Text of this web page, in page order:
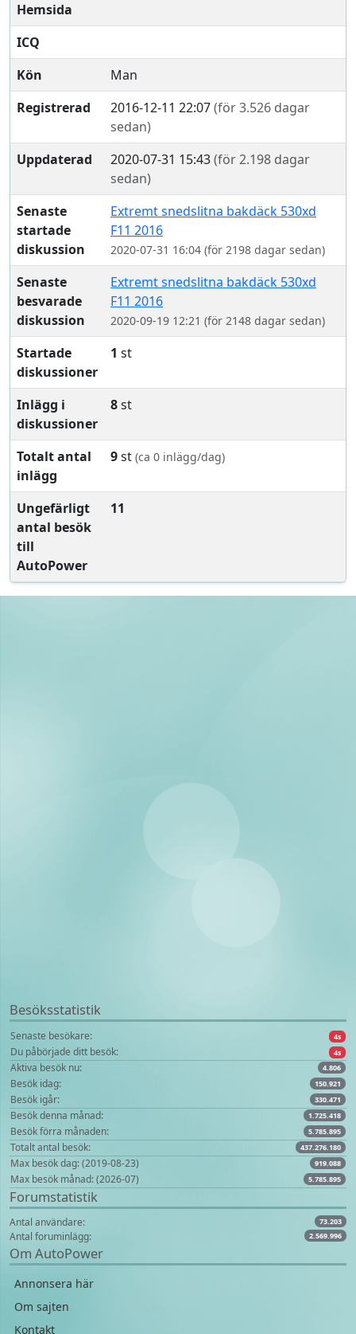
Hemsida
ICQ
Kön
Man
Registrerad
2016-12-11 22:07(för 3.526 dagar
sedan)
Uppdaterad
2020-07-31 15:43(för 2.198 dagar
sedan)
Senaste
startade
diskussion
Extremt snedslitna bakdäck 530xd
F11 2016
2020-07-31 16:04 (för 2198 dagar sedan)
Senaste
besvarade
diskussion
Extremt snedslitna bakdäck 530xd
F11 2016
2020-09-19 12:21 (för 2148 dagar sedan)
Startade
diskussioner
1 st
Inlägg i
diskussioner
8st
Totalt antal
inlägg
9st (ca 0 inlägg/dag)
Ungefärligt
antal besök
till
AutoPower
11
Besöksstatistik
Senaste besökare: 4s
Du påbörjade ditt besök: 4s
Aktiva besök nu: 4.806
Besök idag: 150.921
Besök igår: 330.471
Besök denna månad: 1.725.418
Besök förra månaden: 5.785.895
Totalt antal besök: 437.276.180
Max besök dag: (2019-08-23) 919.088
Max besök månad: (2026-07) 5.785.895
Forumstatistik
Antal användare: 73.203
Antal foruminlägg: 2.569.996
Om AutoPower
Annonsera här
Om sajten
Kontakt